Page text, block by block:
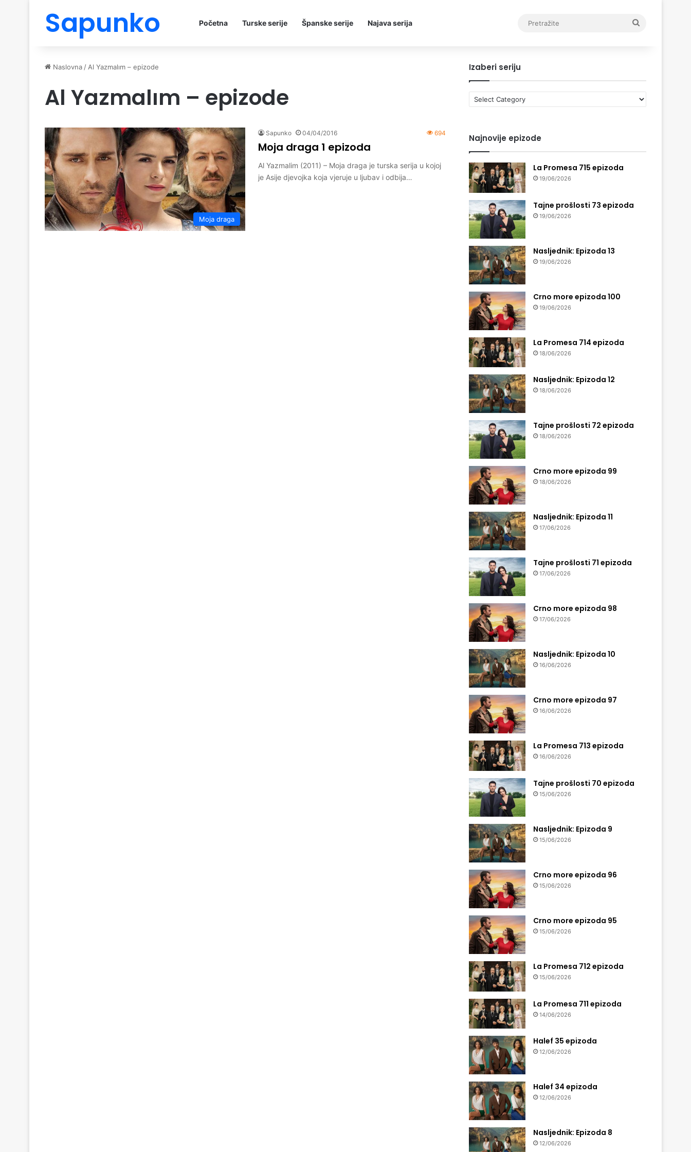
Sapunko Početna Turske serije Španske serije Najava serija
Naslovna / Al Yazmalım – epizode
Al Yazmalım – epizode
Moja draga
Sapunko 04/04/2016 694
Moja draga 1 epizoda
Al Yazmalim (2011) – Moja draga je turska serija u kojoj
je Asije djevojka koja vjeruje u ljubav i odbija…
Izaberi seriju
Izaberi
seriju
Najnovije epizode
La Promesa 715 epizoda
19/06/2026
Tajne prošlosti 73 epizoda
19/06/2026
Nasljednik: Epizoda 13
19/06/2026
Crno more epizoda 100
19/06/2026
La Promesa 714 epizoda
18/06/2026
Nasljednik: Epizoda 12
18/06/2026
Tajne prošlosti 72 epizoda
18/06/2026
Crno more epizoda 99
18/06/2026
Nasljednik: Epizoda 11
17/06/2026
Tajne prošlosti 71 epizoda
17/06/2026
Crno more epizoda 98
17/06/2026
Nasljednik: Epizoda 10
16/06/2026
Crno more epizoda 97
16/06/2026
La Promesa 713 epizoda
16/06/2026
Tajne prošlosti 70 epizoda
15/06/2026
Nasljednik: Epizoda 9
15/06/2026
Crno more epizoda 96
15/06/2026
Crno more epizoda 95
15/06/2026
La Promesa 712 epizoda
15/06/2026
La Promesa 711 epizoda
14/06/2026
Halef 35 epizoda
12/06/2026
Halef 34 epizoda
12/06/2026
Nasljednik: Epizoda 8
12/06/2026